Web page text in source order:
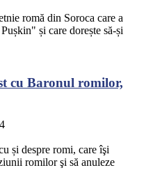
romă din Soroca care a
și care dorește să-și
cu Baronul romilor,
și despre romi, care îşi
romilor şi să anuleze